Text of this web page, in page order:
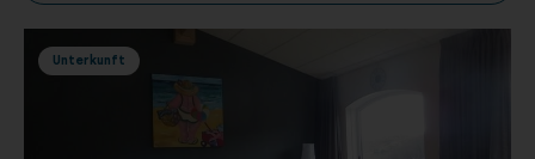
Unterkunft